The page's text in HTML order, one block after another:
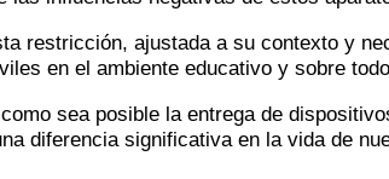
restricción, ajustada a su contexto y
en el ambiente educativo y sobre
sea posible la entrega de
diferencia significativa en la vida de